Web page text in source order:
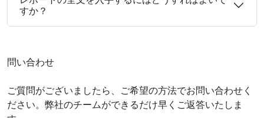
すか？
問い合わせ
ご質問がございましたら、ご希望の方法でお問い合わせく
ださい。弊社のチームができるだけ早くご返答いたしま